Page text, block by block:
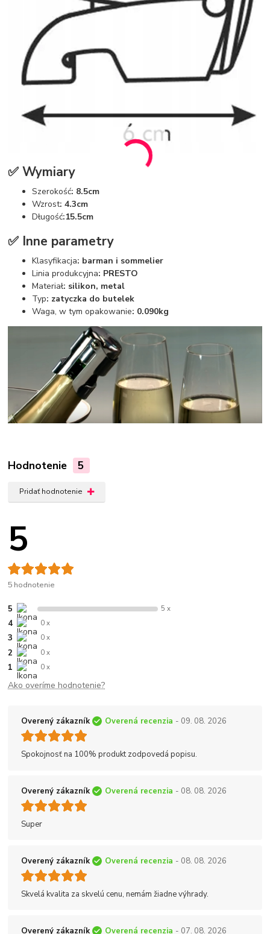
✅ Wymiary
Szerokość: 8.5cm
Wzrost: 4.3cm
Długość:15.5cm
✅ Inne parametry
Klasyfikacja: barman i sommelier
Linia produkcyjna: PRESTO
Materiał: silikon, metal
Typ: zatyczka do butelek
Waga, w tym opakowanie: 0.090kg
Hodnotenie 5
Pridať hodnotenie
5
5 hodnotenie
5 5 x
4 0 x
3 0 x
2 0 x
1 0 x
Ako overíme hodnotenie?
Overený zákazník Overená recenzia - 09. 08. 2026
Spokojnosť na 100% produkt zodpovedá popisu.
Overený zákazník Overená recenzia - 08. 08. 2026
Super
Overený zákazník Overená recenzia - 08. 08. 2026
Skvelá kvalita za skvelú cenu, nemám žiadne výhrady.
Overený zákazník Overená recenzia - 07. 08. 2026